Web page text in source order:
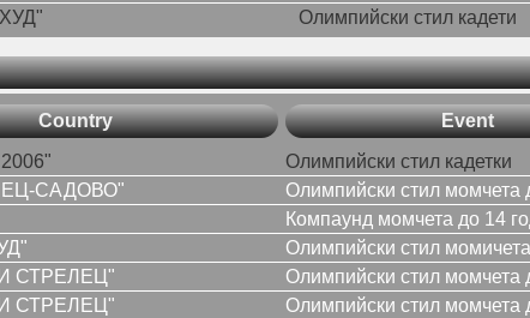
Олимпийски стил кадети
Country Event
Олимпийски стил кадетки
САДОВО" Олимпийски стил момчета
Компаунд момчета до 14
Олимпийски стил
СТРЕЛЕЦ" Олимпийски стил момчета
СТРЕЛЕЦ" Олимпийски стил момчета